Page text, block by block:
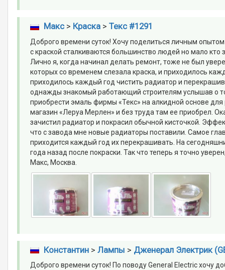
Макс> Краска> Текс #1291
Доброго времени суток! Хочу поделиться личным
с краской сталкиваются большинство людей но мало кто
Лично я, когда начинал делать ремонт, тоже не был
которых со временем слезала краска, и приходилось
приходилось каждый год чистить радиатор и
однажды знакомый работающий строителям услышав о
приобрести эмаль фирмы «Текс» на алкидной основе
магазин «Леруа Мерлен» и без труда там ее приобрел.
зачистил радиатор и покрасил обычной кисточкой.
что с завода мне новые радиаторы поставили. Самое
приходится каждый год их перекрашивать. На
года назад после покраски. Так что теперь я точно
Макс, Москва.
Константин> Лампы > Дженерал Электрик
Доброго времени суток! По поводу General Electric хочу